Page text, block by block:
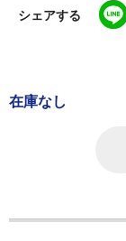
シェアする
在庫なし